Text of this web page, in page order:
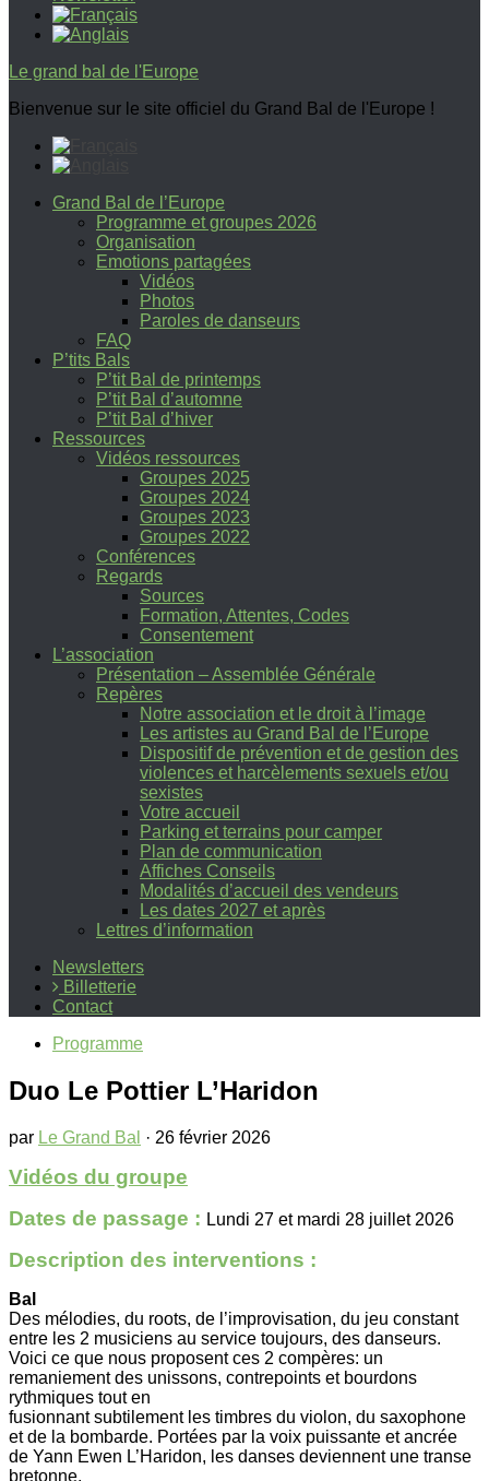
Le grand bal de l'Europe
Bienvenue sur le site officiel du Grand Bal de l'Europe !
Grand Bal de l’Europe
Programme et groupes 2026
Organisation
Emotions partagées
Vidéos
Photos
Paroles de danseurs
FAQ
P’tits Bals
P’tit Bal de printemps
P’tit Bal d’automne
P’tit Bal d’hiver
Ressources
Vidéos ressources
Groupes 2025
Groupes 2024
Groupes 2023
Groupes 2022
Conférences
Regards
Sources
Formation, Attentes, Codes
Consentement
L’association
Présentation – Assemblée Générale
Repères
Notre association et le droit à l’image
Les artistes au Grand Bal de l’Europe
Dispositif de prévention et de gestion des
violences et harcèlements sexuels et/ou
sexistes
Votre accueil
Parking et terrains pour camper
Plan de communication
Affiches Conseils
Modalités d’accueil des vendeurs
Les dates 2027 et après
Lettres d’information
Newsletters
Billetterie
Contact
Programme
Duo Le Pottier L’Haridon
par Le Grand Bal · 26 février 2026
Vidéos du groupe
Dates de passage : Lundi 27 et mardi 28 juillet 2026
Description des interventions :
Bal
Des mélodies, du roots, de l’improvisation, du jeu constant
entre les 2 musiciens au service toujours, des danseurs.
Voici ce que nous proposent ces 2 compères: un
remaniement des unissons, contrepoints et bourdons
rythmiques tout en
fusionnant subtilement les timbres du violon, du saxophone
et de la bombarde. Portées par la voix puissante et ancrée
de Yann Ewen L’Haridon, les danses deviennent une transe
bretonne.